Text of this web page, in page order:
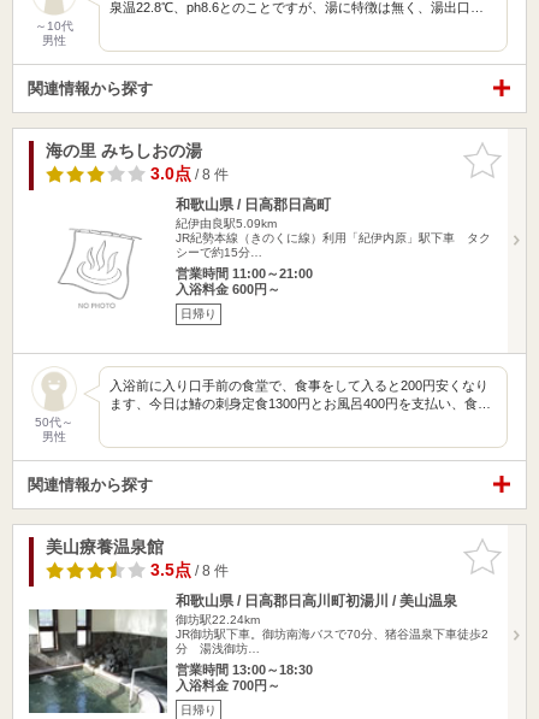
～10代
男性
泉温22.8℃、ph8.6とのことですが、湯に特徴は無く、湯出口…
関連情報から探す
お気に入
りに追加
海の里 みちしおの湯
3.0点/ 8 件
和歌山県 / 日高郡日高町
紀伊由良駅5.09km
JR紀勢本線（きのくに線）利用「紀伊内原」駅下車 タク
シーで約15分…
営業時間 11:00～21:00
入浴料金 600円～
日帰り
50代～
男性
入浴前に入り口手前の食堂で、食事をして入ると200円安くなり
ます、今日は鰆の刺身定食1300円とお風呂400円を支払い、食…
関連情報から探す
お気に入
りに追加
美山療養温泉館
3.5点/ 8 件
和歌山県 / 日高郡日高川町初湯川 / 美山温泉
御坊駅22.24km
JR御坊駅下車。御坊南海バスで70分、猪谷温泉下車徒歩2
分 湯浅御坊…
営業時間 13:00～18:30
入浴料金 700円～
日帰り